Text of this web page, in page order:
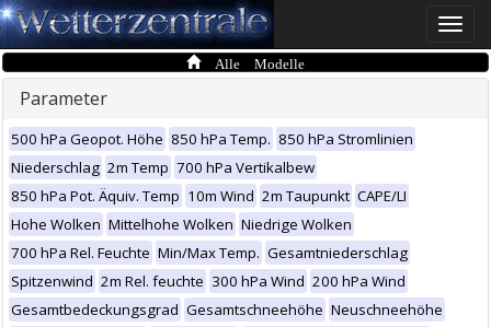
Toggle
Alle Modelle
Parameter
500 hPa Geopot. Höhe 850 hPa Temp. 850 hPa Stromlinien
Niederschlag 2m Temp 700 hPa Vertikalbew
850 hPa Pot. Äquiv. Temp 10m Wind 2m Taupunkt CAPE/LI
Hohe Wolken Mittelhohe Wolken Niedrige Wolken
700 hPa Rel. Feuchte Min/Max Temp. Gesamtniederschlag
Spitzenwind 2m Rel. feuchte 300 hPa Wind 200 hPa Wind
Gesamtbedeckungsgrad Gesamtschneehöhe Neuschneehöhe